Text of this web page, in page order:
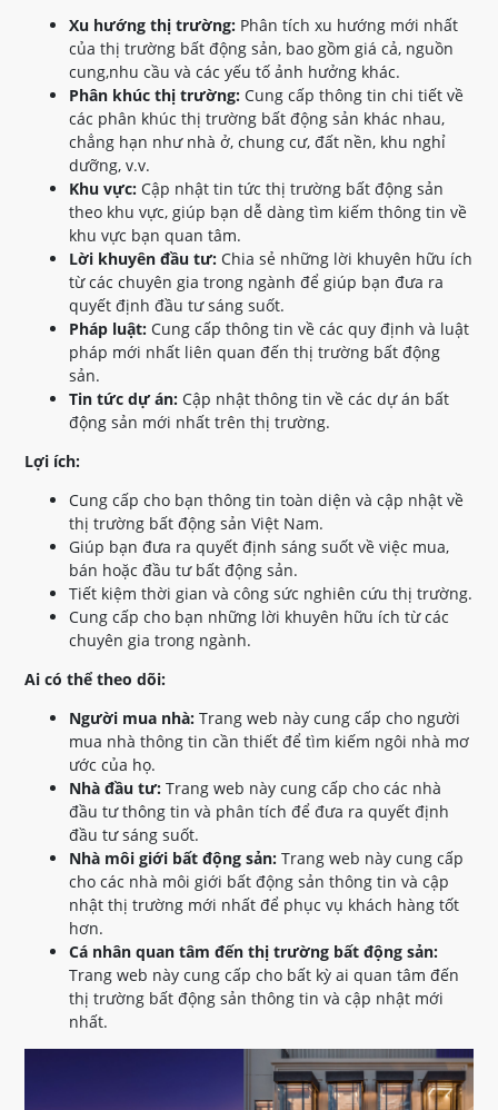
Xu hướng thị trường: Phân tích xu hướng mới nhất
của thị trường bất động sản, bao gồm giá cả, nguồn
cung,nhu cầu và các yếu tố ảnh hưởng khác.
Phân khúc thị trường: Cung cấp thông tin chi tiết về
các phân khúc thị trường bất động sản khác nhau,
chẳng hạn như nhà ở, chung cư, đất nền, khu nghỉ
dưỡng, v.v.
Khu vực: Cập nhật tin tức thị trường bất động sản
theo khu vực, giúp bạn dễ dàng tìm kiếm thông tin về
khu vực bạn quan tâm.
Lời khuyên đầu tư: Chia sẻ những lời khuyên hữu ích
từ các chuyên gia trong ngành để giúp bạn đưa ra
quyết định đầu tư sáng suốt.
Pháp luật: Cung cấp thông tin về các quy định và luật
pháp mới nhất liên quan đến thị trường bất động
sản.
Tin tức dự án: Cập nhật thông tin về các dự án bất
động sản mới nhất trên thị trường.
Lợi ích:
Cung cấp cho bạn thông tin toàn diện và cập nhật về
thị trường bất động sản Việt Nam.
Giúp bạn đưa ra quyết định sáng suốt về việc mua,
bán hoặc đầu tư bất động sản.
Tiết kiệm thời gian và công sức nghiên cứu thị trường.
Cung cấp cho bạn những lời khuyên hữu ích từ các
chuyên gia trong ngành.
Ai có thể theo dõi:
Người mua nhà: Trang web này cung cấp cho người
mua nhà thông tin cần thiết để tìm kiếm ngôi nhà mơ
ước của họ.
Nhà đầu tư: Trang web này cung cấp cho các nhà
đầu tư thông tin và phân tích để đưa ra quyết định
đầu tư sáng suốt.
Nhà môi giới bất động sản: Trang web này cung cấp
cho các nhà môi giới bất động sản thông tin và cập
nhật thị trường mới nhất để phục vụ khách hàng tốt
hơn.
Cá nhân quan tâm đến thị trường bất động sản:
Trang web này cung cấp cho bất kỳ ai quan tâm đến
thị trường bất động sản thông tin và cập nhật mới
nhất.